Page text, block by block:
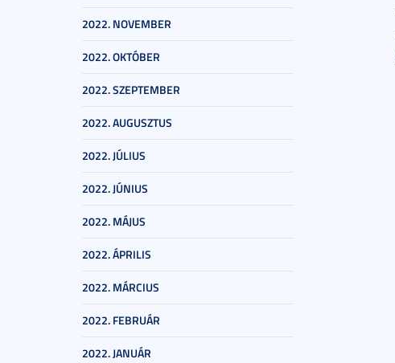
2022. NOVEMBER
2022. OKTÓBER
2022. SZEPTEMBER
2022. AUGUSZTUS
2022. JÚLIUS
2022. JÚNIUS
2022. MÁJUS
2022. ÁPRILIS
2022. MÁRCIUS
2022. FEBRUÁR
2022. JANUÁR